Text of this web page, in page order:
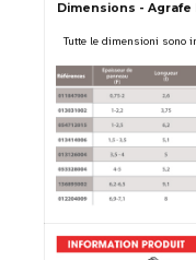
Dimensions - Agrafe
Tutte le dimensioni sono